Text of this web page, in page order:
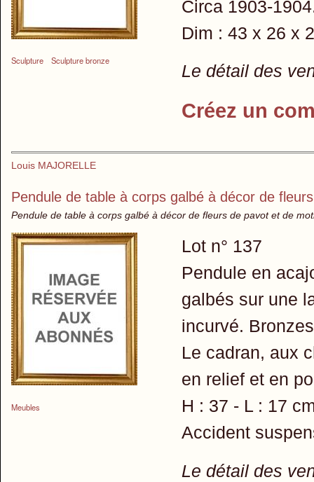
Sculpture Sculpture bronze
Circa 1903-
Dim : 43 x 26 x
Le détail des
Créez un
Louis MAJORELLE
Pendule de table à corps galbé à décor de
Pendule de table à corps galbé à décor de fleurs de pavot et de
Meubles
Lot n° 137
Pendule en
galbés sur une
incurvé.
Le cadran, aux
en relief et en
H : 37 - L : 17
Accident
Le détail des